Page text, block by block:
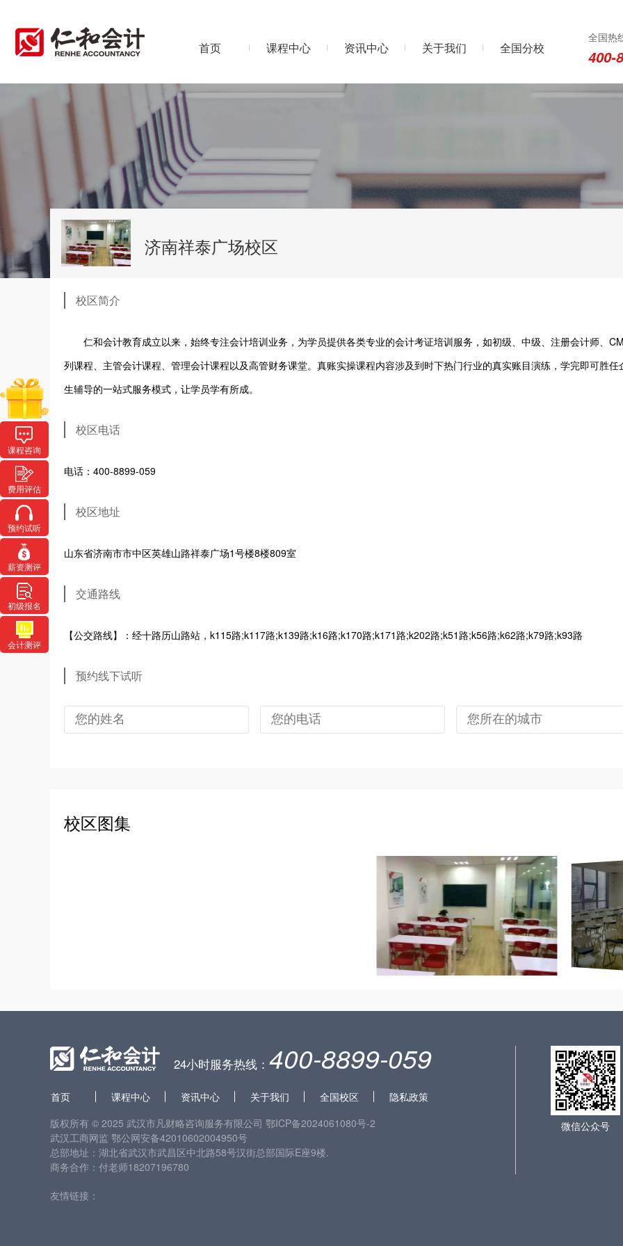
首页 课程中心 资讯中心 关于我们 全国分校
全国热
400-
济南祥泰广场校区
校区简介
仁和会计教育成立以来，始终专注会计培训业务，为学员提供各类专业的会计考证培训服务，如初级、中级、注册会计师、
列课程、主管会计课程、管理会计课程以及高管财务课堂。真账实操课程内容涉及到时下热门行业的真实账目演练，学完即可胜
生辅导的一站式服务模式，让学员学有所成。
校区电话
电话：400-8899-059
校区地址
山东省济南市市中区英雄山路祥泰广场1号楼8楼809室
交通路线
【公交路线】：经十路历山路站，k115路;k117路;k139路;k16路;k170路;k171路;k202路;k51路;k56路;k62路;k79路;k93路
预约线下试听
校区图集
24小时服务热线： 400-8899-059
首页 课程中心 资讯中心 关于我们 全国校区
隐私政策
版权所有 © 2025 武汉市凡财略咨询服务有限公司 鄂ICP备2024061080号-2
武汉工商网监 鄂公网安备42010602004950号
总部地址：湖北省武汉市武昌区中北路58号汉街总部国际E座9楼.
商务合作：付老师18207196780
微信公众号
友情链接：
课程咨询
费用评估
预约试听
薪资测评
初级报名
会计测评